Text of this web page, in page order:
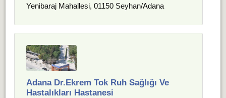
Yenibaraj Mahallesi, 01150 Seyhan/Adana
Adana Dr.Ekrem Tok Ruh Sağlığı Ve
Hastalıkları Hastanesi